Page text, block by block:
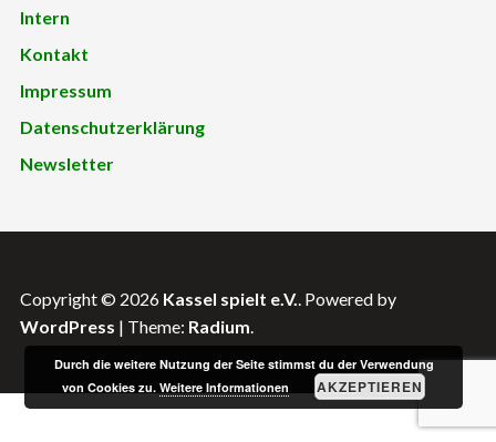
Intern
Kontakt
Impressum
Datenschutzerklärung
Newsletter
Copyright © 2026 Kassel spielt e.V. . Powered by
WordPress | Theme: Radium
Durch die weitere Nutzung der Seite stimmst du der Verwendung
von Cookies zu.Weitere Informationen AKZEPTIEREN